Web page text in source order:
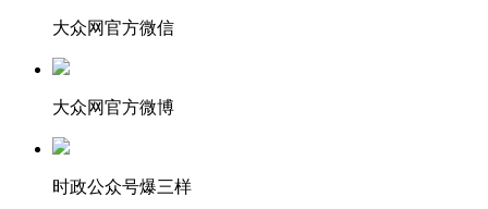
大众网官方微信
大众网官方微博
时政公众号爆三样